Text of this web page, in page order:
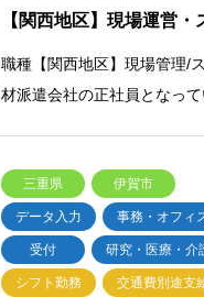
【関西地区】現場運営
職種【関西地区】現場管理/
材派遣会社の正社員となっ
三重県 伊賀市
データ入力 事務・オフィ
受付 研究・医療・介
シフト勤務 交通費別途支